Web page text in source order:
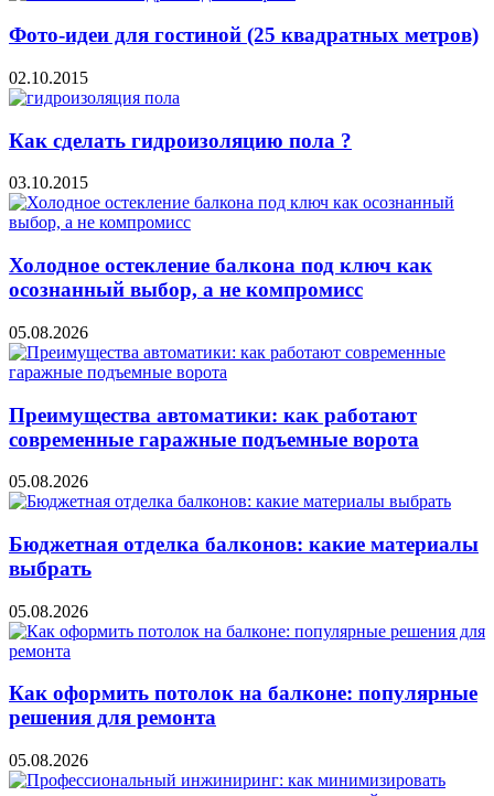
Фото-идеи для гостиной (25 квадратных метров)
02.10.2015
Как сделать гидроизоляцию пола ?
03.10.2015
Холодное остекление балкона под ключ как
осознанный выбор, а не компромисс
05.08.2026
Преимущества автоматики: как работают
современные гаражные подъемные ворота
05.08.2026
Бюджетная отделка балконов: какие материалы
выбрать
05.08.2026
Как оформить потолок на балконе: популярные
решения для ремонта
05.08.2026